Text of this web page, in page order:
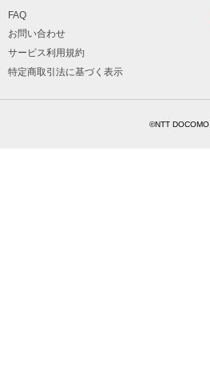
FAQ
お問い合わせ
サービス利用規約
特定商取引法に基づく表示
©NTT DOCOMO